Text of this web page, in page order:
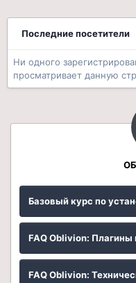
Последние посетители
Ни одного
просматривает данную
Базовый курс по
FAQ Oblivion: Плагины
FAQ Oblivion: